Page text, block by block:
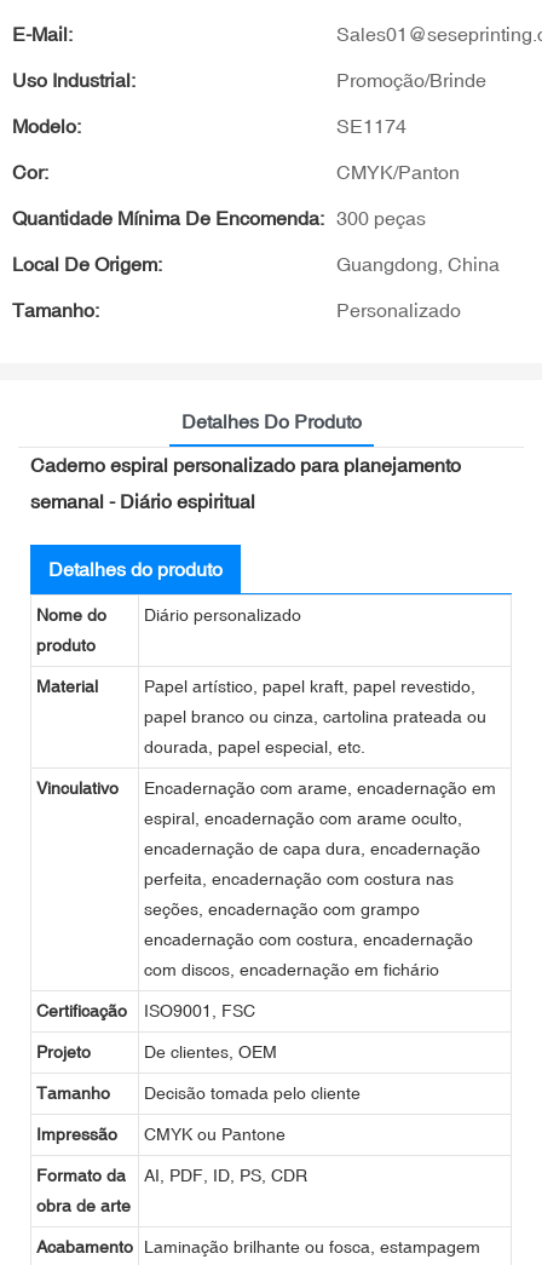
E-Mail:
Uso Industrial: Promoção/Brinde
Modelo: SE1174
Cor: CMYK/Panton
Quantidade Mínima De Encomenda: 300 peças
Local De Origem: Guangdong, China
Tamanho: Personalizado
Detalhes Do Produto
Caderno espiral personalizado para planejamento
semanal - Diário espiritual
Detalhes do produto
Nome do
produto
Diário personalizado
Material
Papel artístico, papel kraft, papel revestido,
papel branco ou cinza, cartolina prateada ou
dourada, papel especial, etc.
Vinculativo
Encadernação com arame, encadernação em
espiral, encadernação com arame oculto,
encadernação de capa dura, encadernação
perfeita, encadernação com costura nas
seções, encadernação com grampo
encadernação com costura, encadernação
com discos, encadernação em fichário
Certificação ISO9001, FSC
Projeto De clientes, OEM
Tamanho Decisão tomada pelo cliente
Impressão CMYK ou Pantone
Formato da
obra de arte
AI, PDF, ID, PS, CDR
Acabamento
Laminação brilhante ou fosca, estampagem